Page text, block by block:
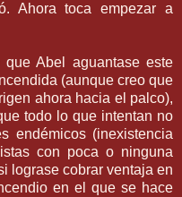
Ahora toca empezar a
queAbel
aguantase este
(aunque creo que
ahora hacia el palco),
todo lo que intentan no
endémicos(inexistencia
con poca o ninguna
lograse cobrar ventaja en
en el que se hace